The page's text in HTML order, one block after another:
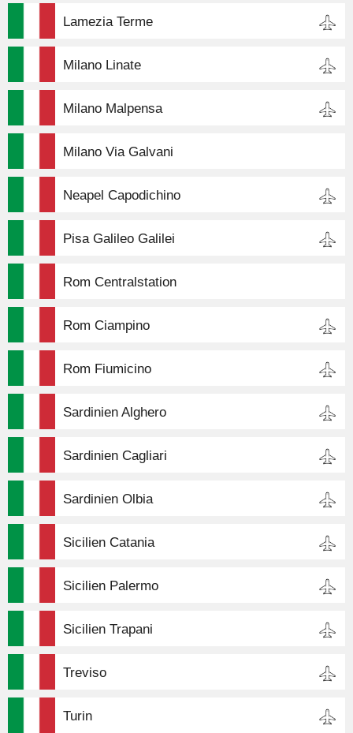
Lamezia Terme
Milano Linate
Milano Malpensa
Milano Via Galvani
Neapel Capodichino
Pisa Galileo Galilei
Rom Centralstation
Rom Ciampino
Rom Fiumicino
Sardinien Alghero
Sardinien Cagliari
Sardinien Olbia
Sicilien Catania
Sicilien Palermo
Sicilien Trapani
Treviso
Turin